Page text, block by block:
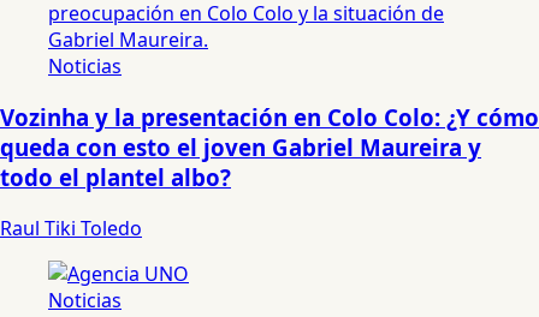
Noticias
Vozinha y la presentación en Colo Colo: ¿Y cómo
queda con esto el joven Gabriel Maureira y
todo el plantel albo?
Raul Tiki Toledo
Noticias